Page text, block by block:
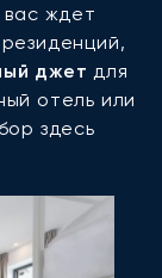
вас ждет
джет для
отель или
здесь